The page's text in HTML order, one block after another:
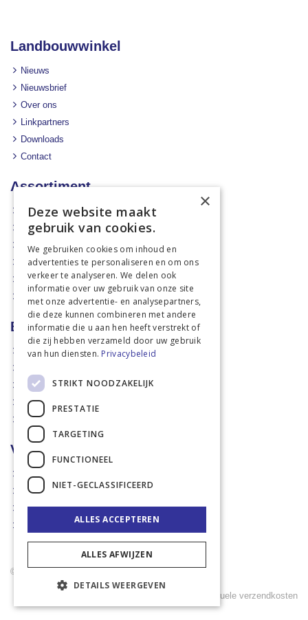
Landbouwwinkel
Nieuws
Nieuwsbrief
Over ons
Linkpartners
Downloads
Contact
Assortiment
Aanbiedingen
Mechanisatie
Stal & Erf
Weidetechniek
Dierbenodigdheden
Actiefolders
Betalen en verzenden
Hoe bestellen?
Afhaalmogelijkheden
Verzendkosten
Retouren
Voorwaarden
Disclaimer
Privacy policy & Cookies
Algemene voorwaarden
Garantie en klachten
© 2021 Rademaker Mechelen B.V. - Sinds 2005
Alle prijzen zijn exclusief BTW en exclusief eventuele verzendkosten
×
Deze website maakt
gebruik van cookies.
We gebruiken cookies om inhoud en
advertenties te personaliseren en om ons
verkeer te analyseren. We delen ook
informatie over uw gebruik van onze site
met onze advertentie- en analysepartners,
die deze kunnen combineren met andere
informatie die u aan hen heeft verstrekt of
die zij hebben verzameld door uw gebruik
van hun diensten. Privacybeleid
STRIKT NOODZAKELIJK
PRESTATIE
TARGETING
FUNCTIONEEL
NIET-GECLASSIFICEERD
ALLES ACCEPTEREN
ALLES AFWIJZEN
DETAILS WEERGEVEN